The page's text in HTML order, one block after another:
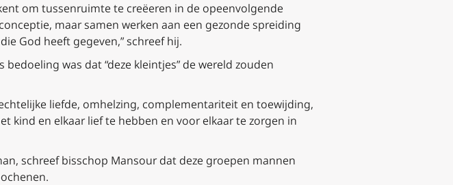
om tussenruimte te creëeren in de opeenvolgende
maar samen werken aan een gezonde spreiding
God heeft gegeven,” schreef hij.
was dat “deze kleintjes” de wereld zouden
liefde, omhelzing, complementariteit en toewijding,
kind en elkaar lief te hebben en voor elkaar te zorgen in
schreef bisschop Mansour dat deze groepen mannen